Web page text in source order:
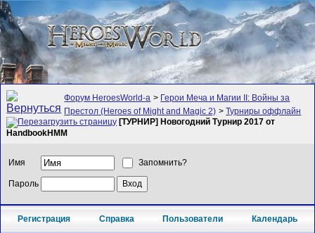
Форум HeroesWorld-а > Герои Меча и Магии II: Войны за
Престол (Heroes of Might and Magic 2) >Турниры оффлайн
[ТУРНИР] Новогoдний Турнир 2017 от
HandbookHMM
Имя Запомнить?
Пароль
Регистрация Справка Пользователи Календарь